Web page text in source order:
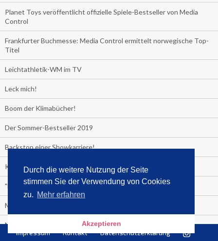
Durch die weitere Nutzung der Seite
stimmen Sie der Verwendung von Cookies
zu. Mehr erfahren
Akzeptieren
Planet Toys veröffentlicht offizielle Spiele-Bestseller von Media
Control
Frankfurter Buchmesse: Media Control ermittelt norwegische Top-
Titel
Leichtathletik-WM im TV
Leck mich!
Boom der Klimabücher!
Der Sommer-Bestseller 2019
Backstop einer Showkarriere!
Kinder nicht anbrüllen!
"Das Leben fickt am härtesten"
Media Control exklusiv:
Negativzins
Impressum Kontakt Datenschutzerklärung